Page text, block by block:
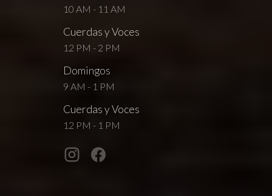
10 AM - 11 AM
Cuerdas y Voces
12 PM - 2 PM
Domingos
9 AM - 1 PM
Cuerdas y Voces
12 PM - 1 PM